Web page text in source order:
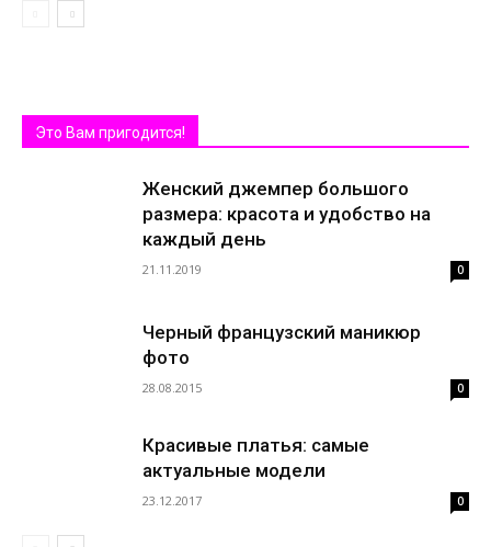
Это Вам пригодится!
Женский джемпер большого
размера: красота и удобство на
каждый день
21.11.2019 0
Черный французский маникюр
фото
28.08.2015 0
Красивые платья: самые
актуальные модели
23.12.2017 0